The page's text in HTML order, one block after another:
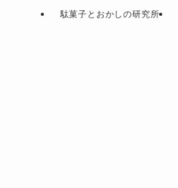
駄菓子とおかしの研究所